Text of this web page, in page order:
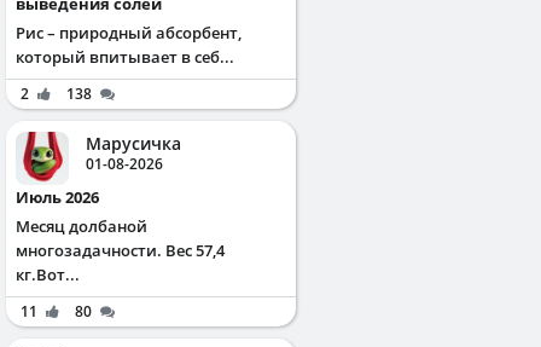
Рис – природный абсорбент,
который впитывает в себ...
2 138
Марусичка
01-08-2026
Июль 2026
Месяц долбаной
многозадачности. Вес 57,4
кг.Вот...
11 80